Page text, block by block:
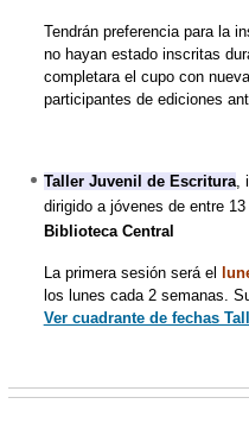
Tendrán preferencia para la
no hayan estado inscritas
completara el cupo con
participantes de ediciones
Taller Juvenil de Escritura,
dirigido a jóvenes de entre
Biblioteca Central
La primera sesión será el
los lunes cada 2 semanas.
Ver cuadrante de fechas